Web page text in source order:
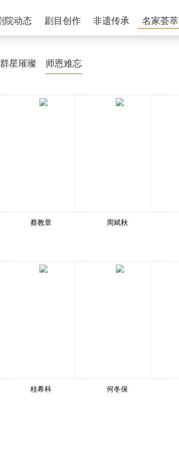
院动态 剧目创作 非遗传承 名家荟萃
群星璀璨 师恩难忘
蔡教章 周斌秋
桂希科 何冬保